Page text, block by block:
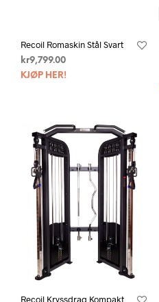
Recoil Romaskin Stål Svart
kr9,799.00
KJØP HER!
Recoil Kryssdrag Kompakt